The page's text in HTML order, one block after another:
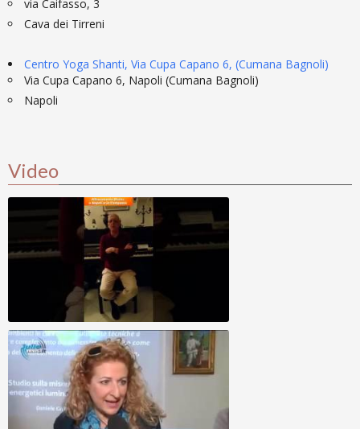
via Caifasso, 3
Cava dei Tirreni
Centro Yoga Shanti, Via Cupa Capano 6, (Cumana Bagnoli)
Via Cupa Capano 6, Napoli (Cumana Bagnoli)
Napoli
Video